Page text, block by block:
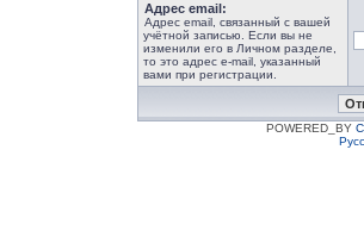
Адрес email:
Адрес email, связанный с вашей
учётной записью. Если вы не
изменили его в Личном разделе,
то это адрес e-mail, указанный
вами при регистрации.
POWERED_BY